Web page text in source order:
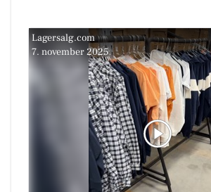
Lagersalg.com
7. november 2025